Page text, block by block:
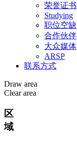
荣誉证书
Studying
职位空缺
合作伙伴
大众媒体
ARSP
联系方式
Draw area
Clear area
区
域